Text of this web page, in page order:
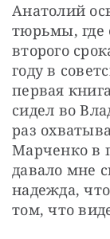
Анатолий
тюрьмы, где
второго
году в
первая
сидел во
раз
Марченко в
давало мне
надежда,
том, что